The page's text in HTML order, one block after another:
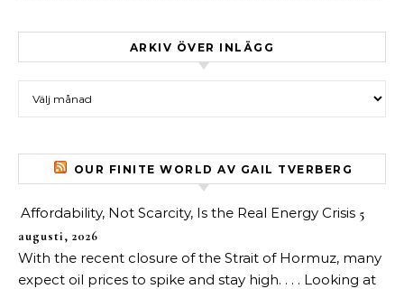
ARKIV ÖVER INLÄGG
OUR FINITE WORLD AV GAIL TVERBERG
Affordability, Not Scarcity, Is the Real Energy Crisis 5
augusti, 2026
With the recent closure of the Strait of Hormuz, many
expect oil prices to spike and stay high. . . . Looking at